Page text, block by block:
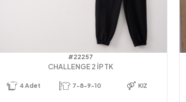
#22257
CHALLENGE 2 İP TK
4 Adet 7-8-9-10 KIZ